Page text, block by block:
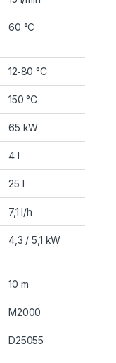
60 °C
12‑80 °C
150 °C
65 kW
4 l
25 l
7,1 l/h
4,3 / 5,1 kW
10 m
M2000
D25055